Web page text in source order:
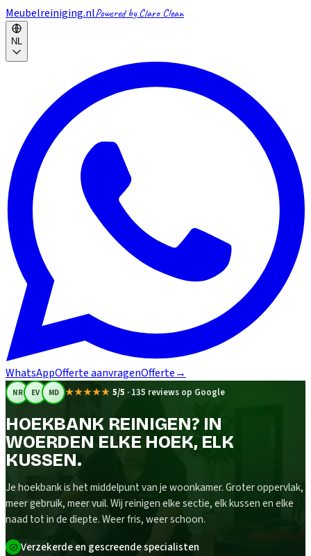
Meubelreiniging.nlPowered by Claro Clean
NL
WhatsAppOfferte aanvragenOfferte→
NR EV MD ★★★★★ 5/5 · 135 reviews op Google
HOEKBANK REINIGEN? IN
WOERDEN ELKE HOEK, ELK
KUSSEN.
Je hoekbank is het middelpunt van je woonkamer. Groter oppervlak,
meer gebruik, meer vuil. Wij reinigen elke sectie, elk kussen en elke
naad tot in de diepte. Weer fris, weer schoon.
Verzekerde en gescreende specialisten